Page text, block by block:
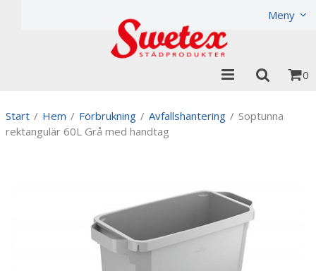
Meny
0
Start / Hem / Förbrukning / Avfallshantering / Soptunna
rektangulär 60L Grå med handtag